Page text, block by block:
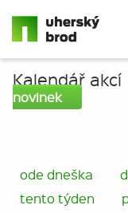
Kalendář akcí
novinek
ode dneška
tento týden